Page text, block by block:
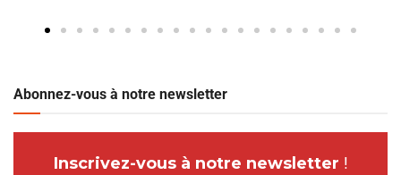
Abonnez-vous à notre newsletter
Inscrivez-vous à notre newsletter !